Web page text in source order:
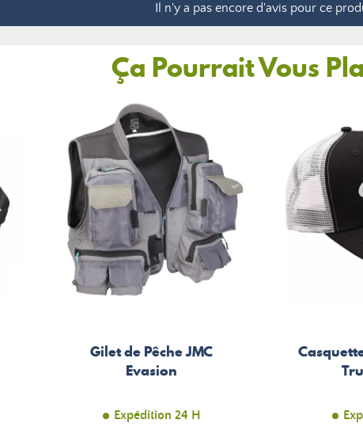
Il n'y a pas encore d'avis pour ce
Ça Pourrait Vous
Gilet de Pêche JMC
Evasion
Expédition 24 H